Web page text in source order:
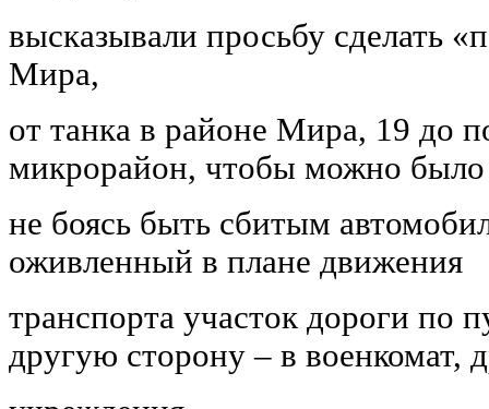
высказывали просьбу сделать
Мира,
от танка в районе Мира, 19 до
микрорайон, чтобы можно было
не боясь быть сбитым
оживленный в плане движения
транспорта участок дороги по
другую сторону – в военкомат,